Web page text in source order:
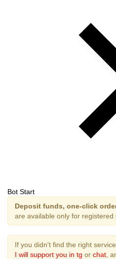
Bot Start
Deposit funds, one-click
are available only for registered
If you didn't find the right
I will support you in tg or chat ,